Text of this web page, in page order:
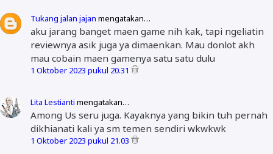
Tukang jalan jajan mengatakan…
aku jarang banget maen game nih kak, tapi ngeliatin
reviewnya asik juga ya dimaenkan. Mau donlot akh
mau cobain maen gamenya satu satu dulu
1 Oktober 2023 pukul 20.31
Lita Lestianti mengatakan…
Among Us seru juga. Kayaknya yang bikin tuh pernah
dikhianati kali ya sm temen sendiri wkwkwk
1 Oktober 2023 pukul 21.03